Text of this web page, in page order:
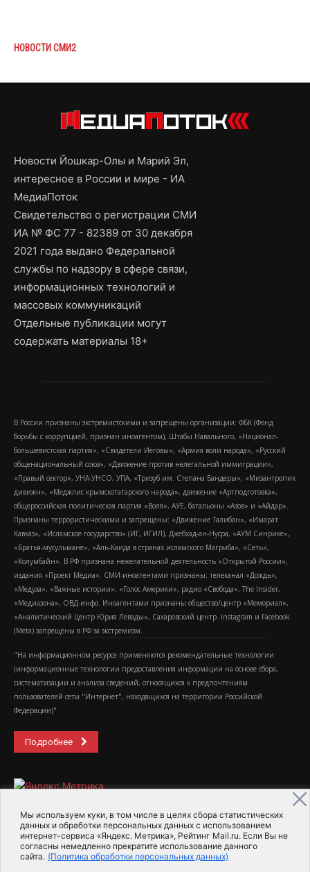
Мы используем куки, в том числе в целях сбора статистических
данных и обработки персональных данных с использованием
интернет-сервиса «Яндекс. Метрика», Рейтинг Mail.ru. Если Вы не
согласны немедленно прекратите использование данного
сайта. (Политика обработки персональных данных)
НОВОСТИ СМИ2
Новости Йошкар-Олы и Марий Эл,
интересное в России и мире - ИА
МедиаПоток
Свидетельство о регистрации СМИ
ИА № ФС 77 - 82389 от 30 декабря
2021 года выдано Федеральной
службы по надзору в сфере связи,
информационных технологий и
массовых коммуникаций
Отдельные публикации могут
содержать материалы 18+
В России признаны экстремистскими и запрещены организации: ФБК (Фонд
борьбы с коррупцией, признан иноагентом), Штабы Навального, «Национал-
большевистская партия», «Свидетели Иеговы», «Армия воли народа», «Русский
общенациональный союз», «Движение против нелегальной иммиграции»,
«Правый сектор», УНА-УНСО, УПА, «Тризуб им. Степана Бандеры», «Мизантропик
дивижн», «Меджлис крымскотатарского народа», движение «Артподготовка»,
общероссийская политическая партия «Воля», АУЕ, батальоны «Азов» и «Айдар».
Признаны террористическими и запрещены: «Движение Талибан», «Имарат
Кавказ», «Исламское государство» (ИГ, ИГИЛ), Джебхад-ан-Нусра, «АУМ Синрике»,
«Братья-мусульмане», «Аль-Каида в странах исламского Магриба», «Сеть»,
«Колумбайн». В РФ признана нежелательной деятельность «Открытой России»,
издания «Проект Медиа». СМИ-иноагентами признаны: телеканал «Дождь»,
«Медуза», «Важные истории», «Голос Америки», радио «Свобода», The Insider,
«Медиазона», ОВД-инфо. Иноагентами признаны общество/центр «Мемориал»,
«Аналитический Центр Юрия Левады», Сахаровский центр. Instagram и Facebook
(Metа) запрещены в РФ за экстремизм.
"На информационном ресурсе применяются рекомендательные технологии
(информационные технологии предоставления информации на основе сбора,
систематизации и анализа сведений, относящихся к предпочтениям
пользователей сети "Интернет", находящихся на территории Российской
Федерации)".
Подробнее
2015-2026- Информационное агентство МедиаПоток